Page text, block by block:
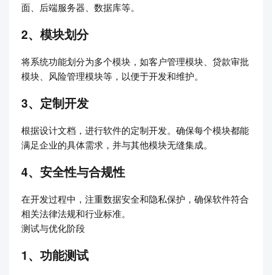
面、后端服务器、数据库等。
2、模块划分
将系统功能划分为多个模块，如客户管理模块、贷款审批
模块、风险管理模块等，以便于开发和维护。
3、定制开发
根据设计文档，进行软件的定制开发。确保每个模块都能
满足企业的具体需求，并与其他模块无缝集成。
4、安全性与合规性
在开发过程中，注重数据安全和隐私保护，确保软件符合
相关法律法规和行业标准。
测试与优化阶段
1、功能测试